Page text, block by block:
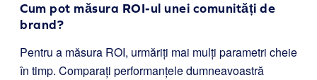
Cum pot măsura ROI-ul unei comunități de
brand?
Pentru a măsura ROI, urmăriți mai mulți parametri cheie
în timp. Comparați performanțele dumneavoastră